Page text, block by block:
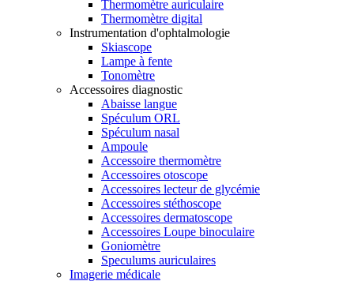
Thermomètre auriculaire
Thermomètre digital
Instrumentation d'ophtalmologie
Skiascope
Lampe à fente
Tonomètre
Accessoires diagnostic
Abaisse langue
Spéculum ORL
Spéculum nasal
Ampoule
Accessoire thermomètre
Accessoires otoscope
Accessoires lecteur de glycémie
Accessoires stéthoscope
Accessoires dermatoscope
Accessoires Loupe binoculaire
Goniomètre
Speculums auriculaires
Imagerie médicale